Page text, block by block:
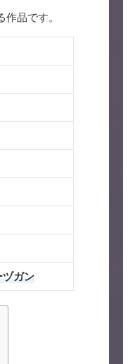
作品です。
ヅガン